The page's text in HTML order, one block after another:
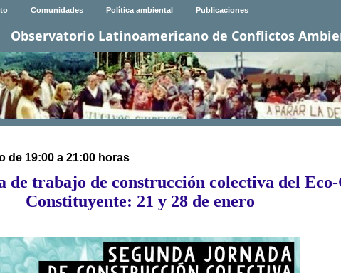
Comunidades Política ambiental Publicaciones
Observatorio Latinoamericano de Conflictos
de 19:00 a 21:00 horas
de trabajo de construcción colectiva del
Constituyente: 21 y 28 de enero